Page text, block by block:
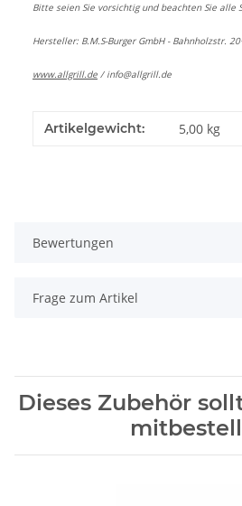
Bitte seien Sie vorsichtig und beachten Sie alle
Hersteller: B.M.S-Burger GmbH - Bahnholzstr.
www.allgrill.de / info@allgrill.de
Artikelgewicht: 5,00 kg
Bewertungen
Frage zum Artikel
Dieses Zubehör